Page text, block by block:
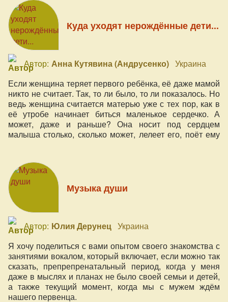
Куда уходят нерождённые дети...
Автор: Анна Кутявина (Андрусенко) Украина
Если женщина теряет первого ребёнка, её даже мамой
никто не считает. Так, то ли было, то ли показалось. Но
ведь женщина считается матерью уже с тех пор, как в
её утробе начинает биться маленькое сердечко. А
может, даже и раньше? Она носит под сердцем
малыша столько, сколько может, лелеет его, поёт ему
Музыка души
Автор: Юлия Дерунец Украина
Я хочу поделиться с вами опытом своего знакомства с
занятиями вокалом, который включает, если можно так
сказать, препрепренатальный период, когда у меня
даже в мыслях и планах не было своей семьи и детей,
а также текущий момент, когда мы с мужем ждём
нашего первенца.